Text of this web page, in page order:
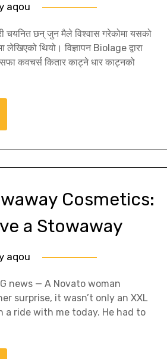
aqou
चयनित छन् जुन मैले विश्वास गरेकोमा यसको
लेखिएको थियो। विज्ञापन Biolage द्वारा
कवचर्स कितार काट्ने धार काट्नको
Cosmetics:
a Stowaway
aqou
news — A Novato woman
surprise, it wasn’t only an XXL
a ride with me today. He had to